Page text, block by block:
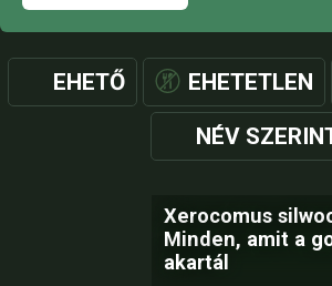
EHETŐ EHETETLEN
NÉV
Xerocomus
Minden, amit a
akartál